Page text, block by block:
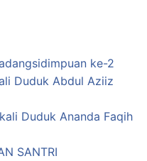
ke-2
Duduk Abdul Aziiz
Duduk Ananda Faqih
SANTRI